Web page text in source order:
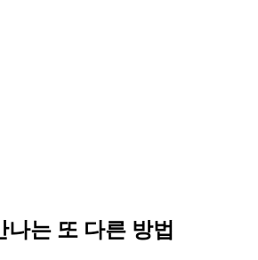
는 또 다른 방법